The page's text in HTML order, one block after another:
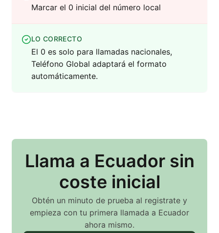
Marcar el 0 inicial del número local
LO CORRECTO
El 0 es solo para llamadas nacionales,
Teléfono Global adaptará el formato
automáticamente.
Llama a Ecuadorsin
coste inicial
Obtén un minuto de prueba al registrate y
empieza con tu primera llamada a Ecuador
ahora mismo.